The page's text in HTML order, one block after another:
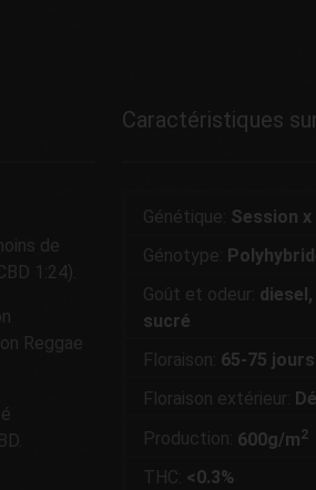
de
1:24).
Reggae
Caractéristiques
Génétique: Session
Génotype:
Goût et odeur:
sucré
Floraison: 65-75 jours
Floraison extérieur:
Production: 600g/m2
THC: <0.3%